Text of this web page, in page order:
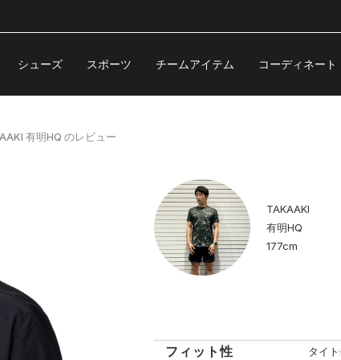
シューズ スポーツ チームアイテム コーディネート
有明HQ のレビュー
TAKAAKI
有明HQ
177cm
フィット性 タイト